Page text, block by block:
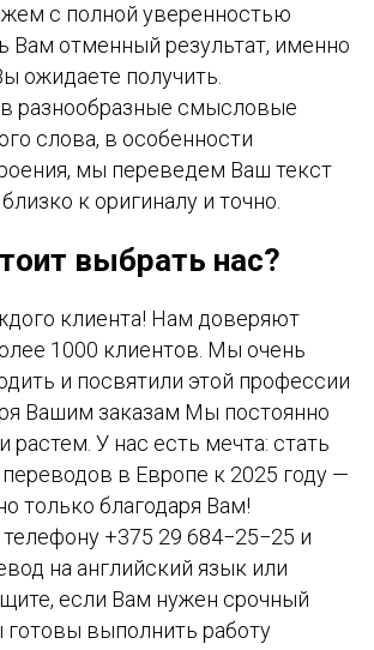
с полной уверенностью
Вам отменный результат, именно
ожидаете получить.
разнообразные смысловые
слова, в особенности
мы переведем Ваш текст
к оригиналу и точно.
выбрать нас?
клиента! Нам доверяют
1000 клиентов. Мы очень
и посвятили этой профессии
Вашим заказам Мы постоянно
растем. У нас есть мечта: стать
в Европе к 2025 году —
только благодаря Вам!
+375 29 684−25−25 и
на английский язык или
если Вам нужен срочный
выполнить работу